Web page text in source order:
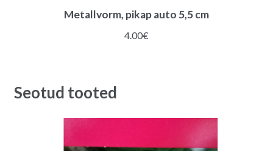
Metallvorm, pikap auto 5,5 cm
4.00€
Seotud tooted